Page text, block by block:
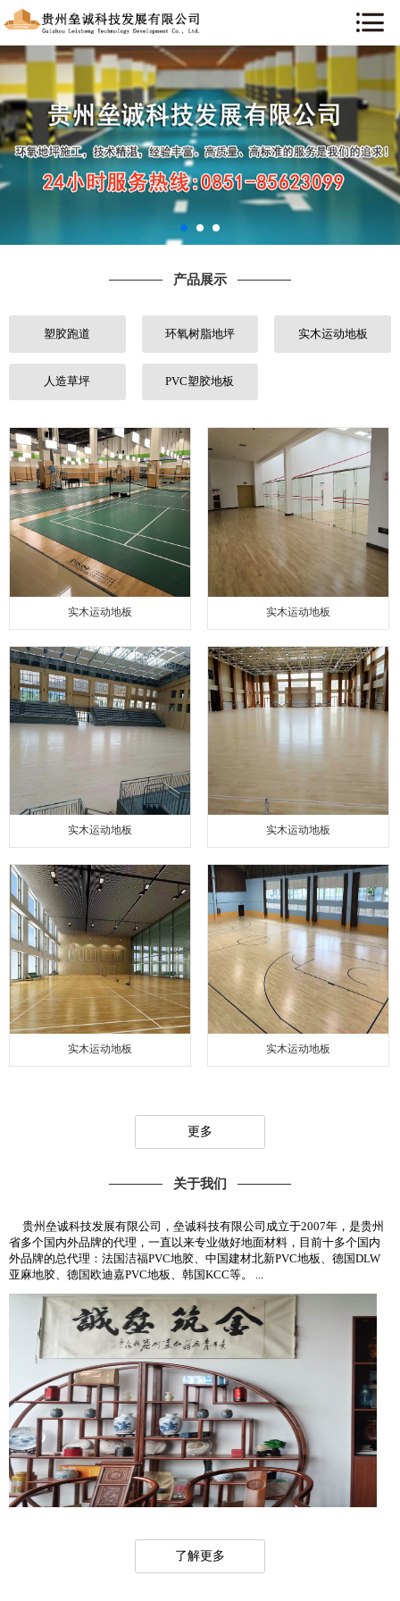
产品展示
塑胶跑道 环氧树脂地坪 实木运动地板
人造草坪 PVC塑胶地板
实木运动地板 实木运动地板
实木运动地板 实木运动地板
实木运动地板 实木运动地板
更多
关于我们
贵州垒诚科技发展有限公司，垒诚科技有限公司成立于2007年，是贵州
省多个国内外品牌的代理，一直以来专业做好地面材料，目前十多个国内
外品牌的总代理：法国洁福PVC地胶、中国建材北新PVC地板、德国DLW
亚麻地胶、德国欧迪嘉PVC地板、韩国KCC等。 ...
了解更多
关于我们
新闻资讯
工程案例
售后服务
联系我们